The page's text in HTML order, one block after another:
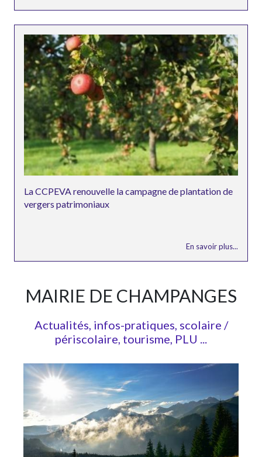
La CCPEVA renouvelle la campagne de plantation de
vergers patrimoniaux
En savoir plus...
MAIRIE DE CHAMPANGES
Actualités, infos-pratiques, scolaire /
périscolaire, tourisme, PLU ...